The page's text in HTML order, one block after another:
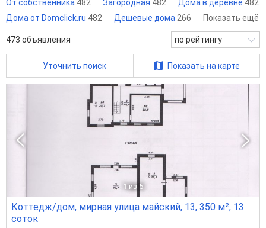
От собственника 482 Загородная 482 Дома в деревне 482
Дома от Domclick.ru 482 Дешевые дома 266 Показать ещё
473 объявления по рейтингу
Уточнить поиск Показать на карте
1 из 5
Коттедж/дом, мирная улица майский, 13, 350 м², 13
соток